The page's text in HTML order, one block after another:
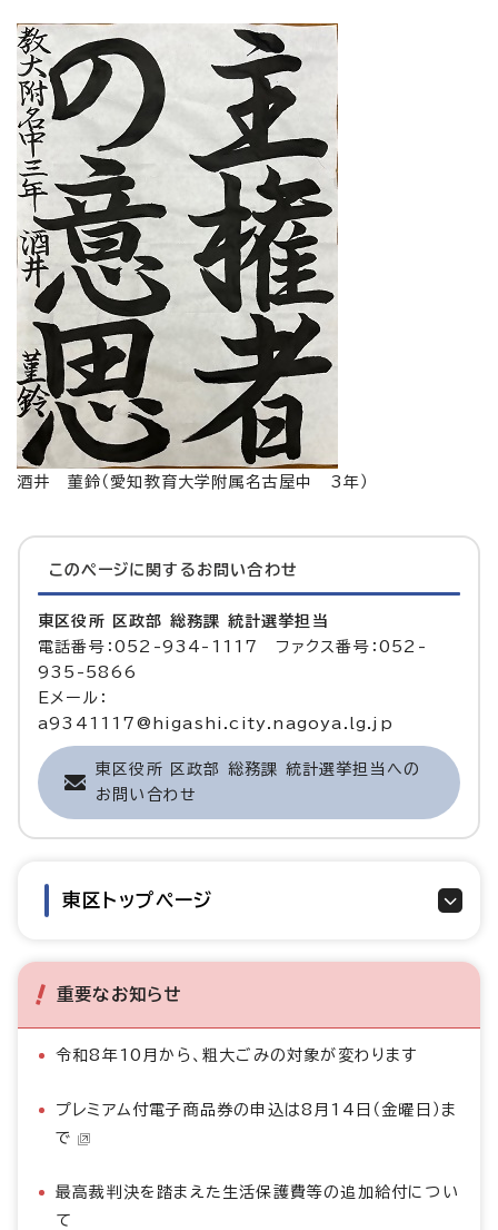
酒井 菫鈴（愛知教育大学附属名古屋中 3年）
このページに関する お問い合わせ
東区役所 区政部 総務課 統計選挙担当
電話番号：052-934-1117 ファクス番号：052-
935-5866
Eメール：
a9341117@higashi.city.nagoya.lg.jp
東区役所 区政部 総務課 統計選挙担当への
お問い合わせ
東区トップページ
重要なお知らせ
令和8年10月から、粗大ごみの対象が変わります
プレミアム付電子商品券の申込は8月14日（金曜日）ま
で
最高裁判決を踏まえた生活保護費等の追加給付につい
て